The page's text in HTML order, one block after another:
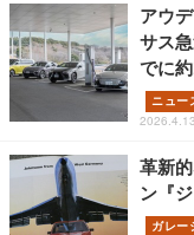
アウ
サス
でに
ニュー
革新
ン『
ガレー